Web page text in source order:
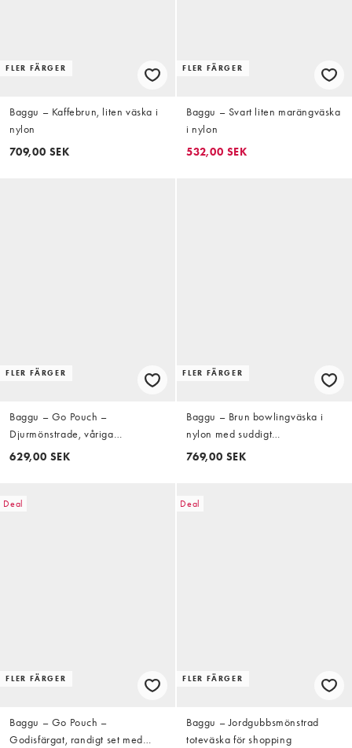
FLER FÄRGER
Baggu – Kaffebrun, liten väska i
nylon
709,00 SEK
FLER FÄRGER
Baggu – Svart liten marängväska
i nylon
532,00 SEK
FLER FÄRGER
Baggu – Go Pouch –
Djurmönstrade, våriga
packpåsar, 3-pack
629,00 SEK
FLER FÄRGER
Baggu – Brun bowlingväska i
nylon med suddigt
ginghammönster
769,00 SEK
Deal
FLER FÄRGER
Baggu – Go Pouch –
Godisfärgat, randigt set med
Deal
FLER FÄRGER
Baggu – Jordgubbsmönstrad
toteväska för shopping